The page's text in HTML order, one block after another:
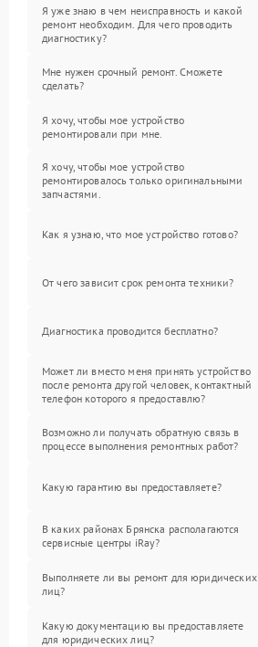
Я уже знаю в чем неисправность и какой
ремонт необходим. Для чего проводить
диагностику?
Мне нужен срочный ремонт. Сможете
сделать?
Я хочу, чтобы мое устройство
ремонтировали при мне.
Я хочу, чтобы мое устройство
ремонтировалось только оригинальными
запчастями.
Как я узнаю, что мое устройство готово?
От чего зависит срок ремонта техники?
Диагностика проводится бесплатно?
Может ли вместо меня принять устройство
после ремонта другой человек, контактный
телефон которого я предоставлю?
Возможно ли получать обратную связь в
процессе выполнения ремонтных работ?
Какую гарантию вы предоставляете?
В каких районах Брянска располагаются
сервисные центры iRay?
Выполняете ли вы ремонт для юридических
лиц?
Какую документацию вы предоставляете
для юридических лиц?